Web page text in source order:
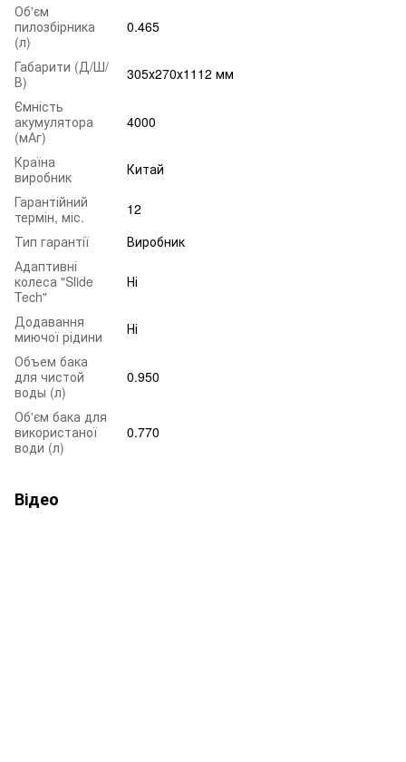
Об'єм
пилозбірника
(л)
0.465
Габарити (Д/Ш/
В)
305х270х1112 мм
Ємність
акумулятора
(мАг)
4000
Країна
виробник
Китай
Гарантійний
термін, міс.
12
Тип гарантії
Виробник
Адаптивні
колеса "Slide
Tech"
Ні
Додавання
миючої рідини
Ні
Объем бака
для чистой
воды (л)
0.950
Об'єм бака для
використаної
води (л)
0.770
Відео